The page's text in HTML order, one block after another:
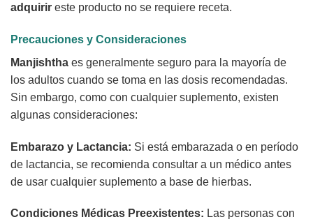
adquirir este producto no se requiere receta.
Precauciones y Consideraciones
Manjishtha es generalmente seguro para la mayoría de
los adultos cuando se toma en las dosis recomendadas.
Sin embargo, como con cualquier suplemento, existen
algunas consideraciones:
Embarazo y Lactancia: Si está embarazada o en período
de lactancia, se recomienda consultar a un médico antes
de usar cualquier suplemento a base de hierbas.
Condiciones Médicas Preexistentes: Las personas con